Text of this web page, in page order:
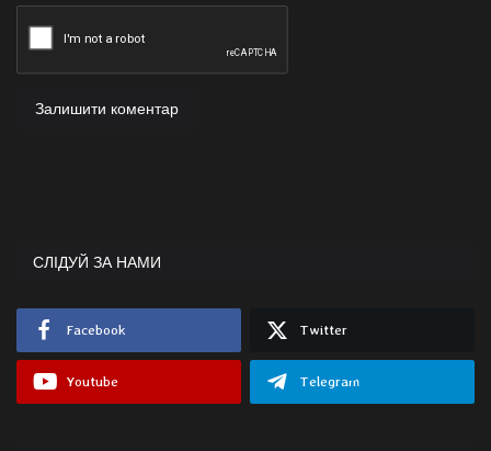
Залишити коментар
СЛІДУЙ ЗА НАМИ
Facebook Twitter
Youtube Telegram